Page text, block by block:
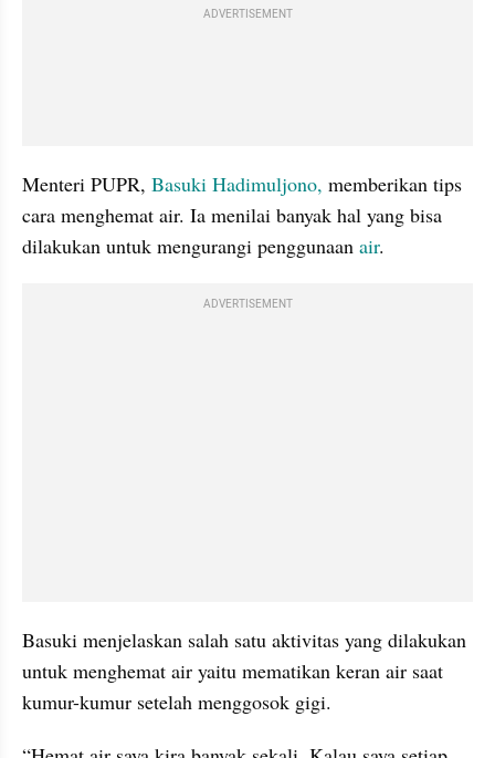
ADVERTISEMENT
Menteri PUPR, Basuki Hadimuljono, memberikan tips
cara menghemat air. Ia menilai banyak hal yang bisa
dilakukan untuk mengurangi penggunaan air.
ADVERTISEMENT
Basuki menjelaskan salah satu aktivitas yang dilakukan
untuk menghemat air yaitu mematikan keran air saat
kumur-kumur setelah menggosok gigi.